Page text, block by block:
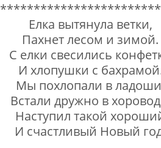
Елка вытянула ветки,
Пахнет лесом и зимой.
С елки свесились
И хлопушки с
Мы похлопали в
Встали дружно в
Наступил такой
И счастливый Новый